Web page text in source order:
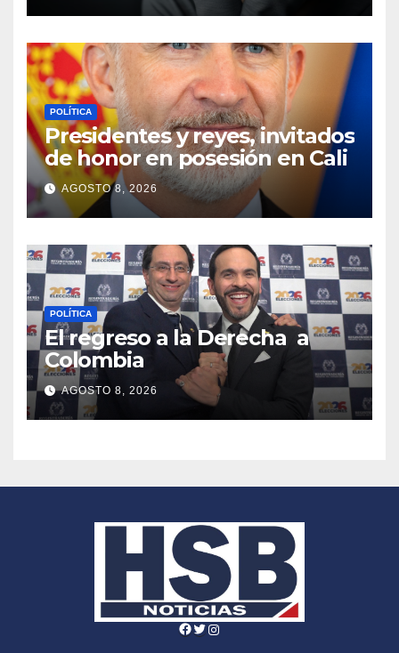
POLÍTICA
Presidentes y reyes, invitados
de honor en posesión en Cali
AGOSTO 8, 2026
POLÍTICA
El regreso a la Derecha a
Colombia
AGOSTO 8, 2026
Facebook
Twitter
Instagram